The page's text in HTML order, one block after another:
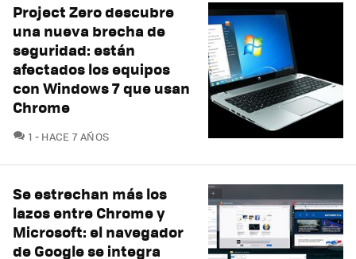
Project Zero descubre
una nueva brecha de
seguridad: están
afectados los equipos
con Windows 7 que usan
Chrome
1 COMENTARIOS
HACE 7 AÑOS
Se estrechan más los
lazos entre Chrome y
Microsoft: el navegador
de Google se integra